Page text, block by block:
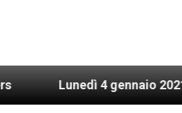
4 gennaio 2021: